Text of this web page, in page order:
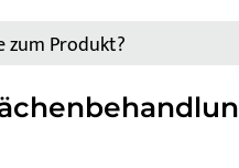
zum Produkt?